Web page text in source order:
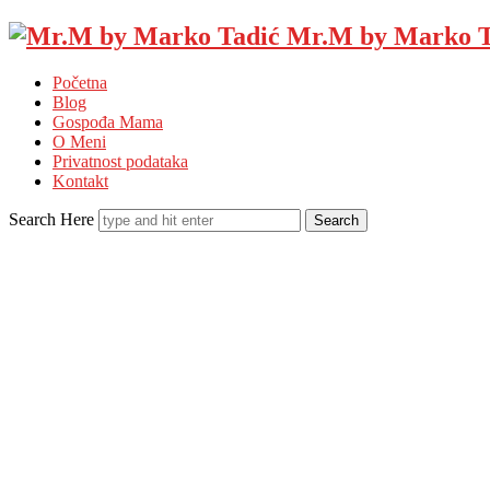
Mr.M by Marko
Početna
Blog
Gospođa Mama
O Meni
Privatnost podataka
Kontakt
Search Here